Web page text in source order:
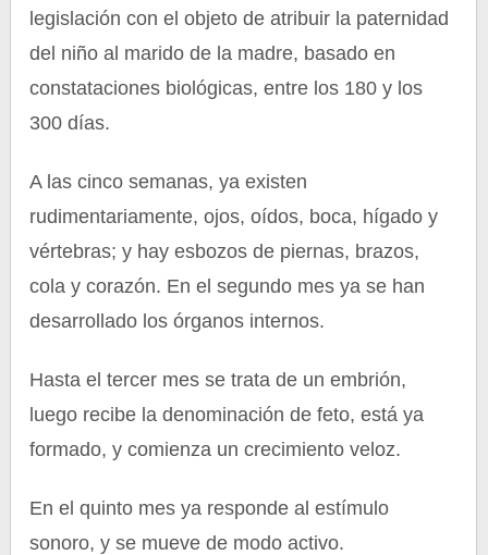
legislación con el objeto de atribuir la paternidad
del niño al marido de la madre, basado en
constataciones biológicas, entre los 180 y los
300 días.
A las cinco semanas, ya existen
rudimentariamente, ojos, oídos, boca, hígado y
vértebras; y hay esbozos de piernas, brazos,
cola y corazón. En el segundo mes ya se han
desarrollado los órganos internos.
Hasta el tercer mes se trata de un embrión,
luego recibe la denominación de feto, está ya
formado, y comienza un crecimiento veloz.
En el quinto mes ya responde al estímulo
sonoro, y se mueve de modo activo.